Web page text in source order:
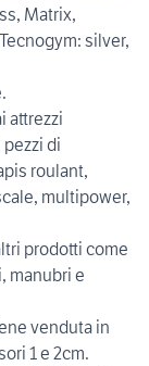
Matrix,
silver,
attrezzi
di
roulant,
multipower,
prodotti come
manubri e
venduta in
1 e 2cm.